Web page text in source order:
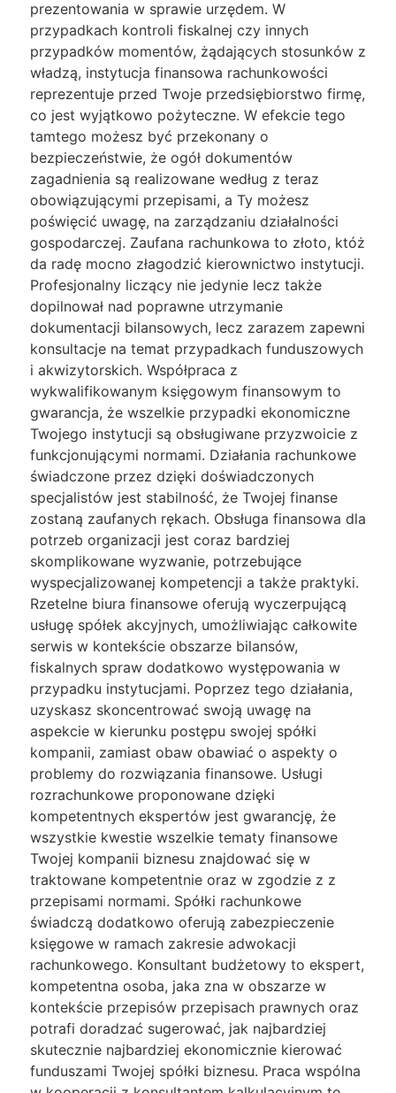
prezentowania w sprawie urzędem. W
przypadkach kontroli fiskalnej czy innych
przypadków momentów, żądających stosunków z
władzą, instytucja finansowa rachunkowości
reprezentuje przed Twoje przedsiębiorstwo firmę,
co jest wyjątkowo pożyteczne. W efekcie tego
tamtego możesz być przekonany o
bezpieczeństwie, że ogół dokumentów
zagadnienia są realizowane według z teraz
obowiązującymi przepisami, a Ty możesz
poświęcić uwagę, na zarządzaniu działalności
gospodarczej. Zaufana rachunkowa to złoto, któż
da radę mocno złagodzić kierownictwo instytucji.
Profesjonalny liczący nie jedynie lecz także
dopilnował nad poprawne utrzymanie
dokumentacji bilansowych, lecz zarazem zapewni
konsultacje na temat przypadkach funduszowych
i akwizytorskich. Współpraca z
wykwalifikowanym księgowym finansowym to
gwarancja, że wszelkie przypadki ekonomiczne
Twojego instytucji są obsługiwane przyzwoicie z
funkcjonującymi normami. Działania rachunkowe
świadczone przez dzięki doświadczonych
specjalistów jest stabilność, że Twojej finanse
zostaną zaufanych rękach. Obsługa finansowa dla
potrzeb organizacji jest coraz bardziej
skomplikowane wyzwanie, potrzebujące
wyspecjalizowanej kompetencji a także praktyki.
Rzetelne biura finansowe oferują wyczerpującą
usługę spółek akcyjnych, umożliwiając całkowite
serwis w kontekście obszarze bilansów,
fiskalnych spraw dodatkowo występowania w
przypadku instytucjami. Poprzez tego działania,
uzyskasz skoncentrować swoją uwagę na
aspekcie w kierunku postępu swojej spółki
kompanii, zamiast obaw obawiać o aspekty o
problemy do rozwiązania finansowe. Usługi
rozrachunkowe proponowane dzięki
kompetentnych ekspertów jest gwarancję, że
wszystkie kwestie wszelkie tematy finansowe
Twojej kompanii biznesu znajdować się w
traktowane kompetentnie oraz w zgodzie z z
przepisami normami. Spółki rachunkowe
świadczą dodatkowo oferują zabezpieczenie
księgowe w ramach zakresie adwokacji
rachunkowego. Konsultant budżetowy to ekspert,
kompetentna osoba, jaka zna w obszarze w
kontekście przepisów przepisach prawnych oraz
potrafi doradzać sugerować, jak najbardziej
skutecznie najbardziej ekonomicznie kierować
funduszami Twojej spółki biznesu. Praca wspólna